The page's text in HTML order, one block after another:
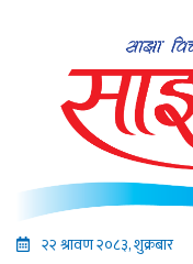
२२ श्रावण २०८३, शुक्रबार